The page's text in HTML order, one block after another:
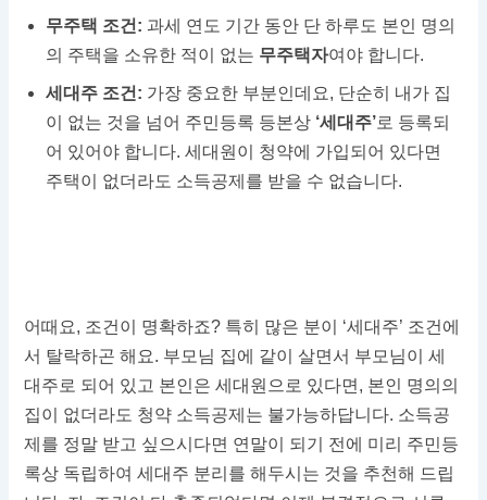
무주택 조건: 과세 연도 기간 동안 단 하루도 본인 명의
의 주택을 소유한 적이 없는 무주택자여야 합니다.
세대주 조건: 가장 중요한 부분인데요, 단순히 내가 집
이 없는 것을 넘어 주민등록 등본상 ‘세대주’로 등록되
어 있어야 합니다. 세대원이 청약에 가입되어 있다면
주택이 없더라도 소득공제를 받을 수 없습니다.
어때요, 조건이 명확하죠? 특히 많은 분이 ‘세대주’ 조건에
서 탈락하곤 해요. 부모님 집에 같이 살면서 부모님이 세
대주로 되어 있고 본인은 세대원으로 있다면, 본인 명의의
집이 없더라도 청약 소득공제는 불가능하답니다. 소득공
제를 정말 받고 싶으시다면 연말이 되기 전에 미리 주민등
록상 독립하여 세대주 분리를 해두시는 것을 추천해 드립